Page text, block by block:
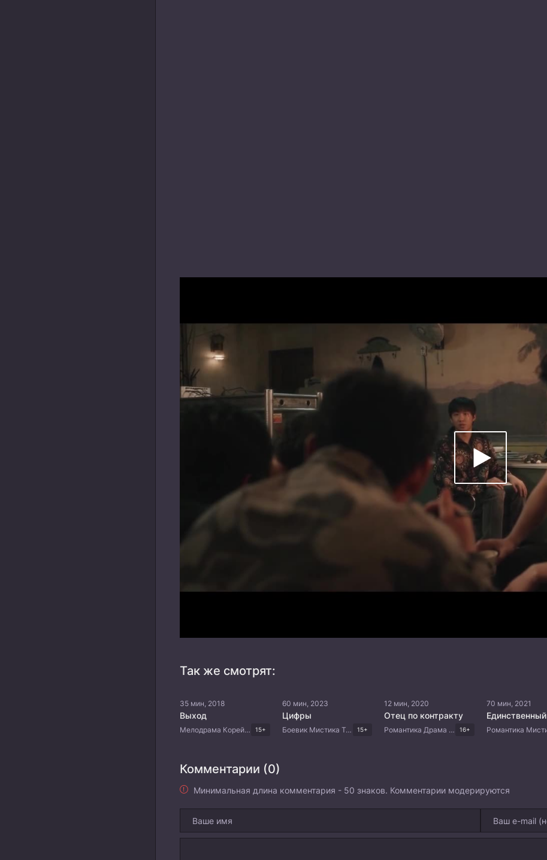
Так же смотрят:
35 мин, 2018
Выход
Мелодрама Корейские дорамы 15+
60 мин, 2023
Цифры
Боевик Мистика Триллер Драма Корейские дорамы 15+
12 мин, 2020
Отец по контракту
Романтика Драма Корейские дорамы 16+
70 мин, 2021
Единственный
Комментарии (0)
Минимальная длина комментария - 50 знаков. Комментарии модерируются